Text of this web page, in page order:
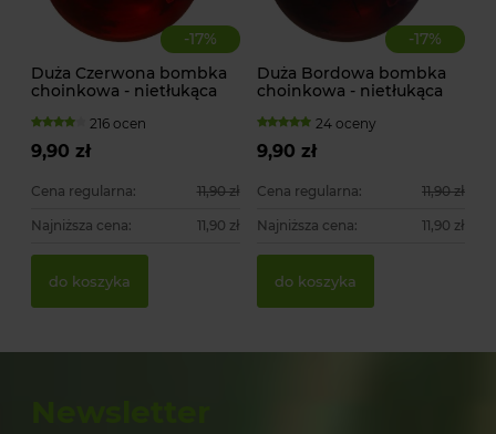
-17%
Duża Czerwona bombka
choinkowa - nietłukąca
216 ocen
9,90 zł
Cena regularna: 11,90 zł
Najniższa cena: 11,90 zł
do koszyka
-17%
Duża Bordowa bombka
choinkowa - nietłukąca
24 oceny
9,90 zł
Cena regularna: 11,90 zł
Najniższa cena: 11,90 zł
do koszyka